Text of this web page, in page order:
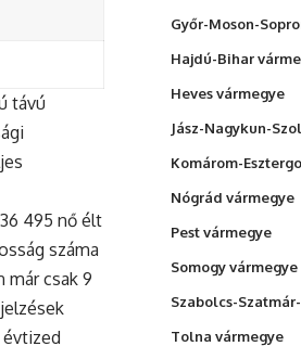
távú
495 nő élt
száma
már csak 9
Győr-Moson-
Hajdú-Bihar
Heves vármegye
Jász-Nagykun-
Komárom-
Nógrád vármegye
Pest vármegye
Somogy vármegye
Szabolcs-
Tolna vármegye